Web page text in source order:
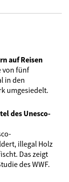
auf Reisen
von fünf
in den
umgesiedelt.
des Unesco-
illegal Holz
Das zeigt
des WWF.